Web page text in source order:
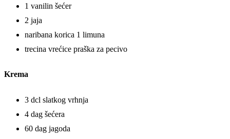
1 vanilin šećer
2 jaja
naribana korica 1 limuna
trecina vrećice praška za pecivo
Krema
3 dcl slatkog vrhnja
4 dag šećera
60 dag jagoda